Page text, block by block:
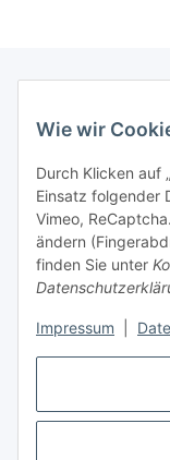
Wie wir
Durch Klicken auf
Einsatz folgender
Vimeo,
ändern
finden Sie unter
Impressum
Gesetzliche